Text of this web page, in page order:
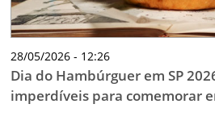
28/05/2026 - 12:26
Dia do Hambúrguer em SP
imperdíveis para comemorar